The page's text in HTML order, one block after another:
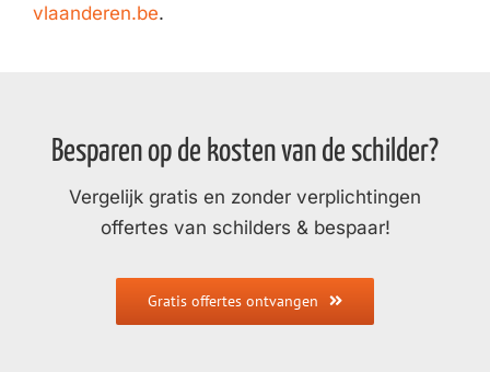
vlaanderen.be.
Besparen op de kosten van de schilder?
Vergelijk gratis en zonder verplichtingen
offertes van schilders & bespaar!
Gratis offertes ontvangen